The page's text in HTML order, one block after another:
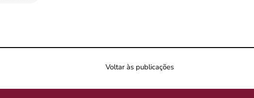
Voltar às publicações